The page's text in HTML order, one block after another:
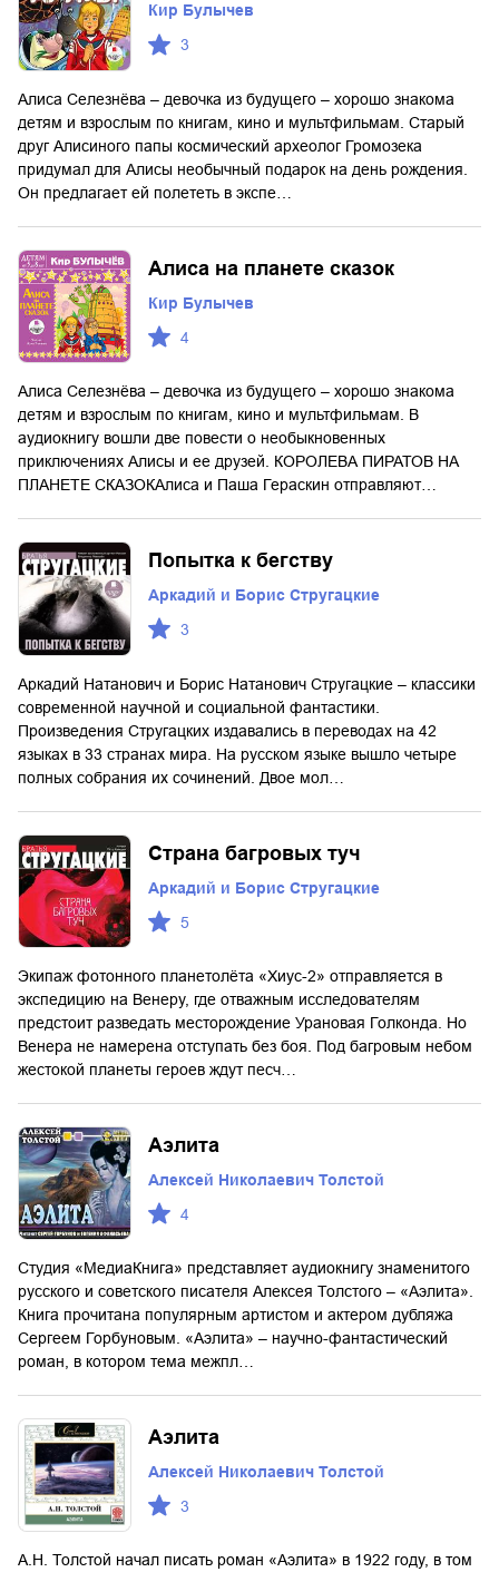
Кир Булычев
3
Алиса Селезнёва – девочка из будущего – хорошо знакома
детям и взрослым по книгам, кино и мультфильмам. Старый
друг Алисиного папы космический археолог Громозека
придумал для Алисы необычный подарок на день рождения.
Он предлагает ей полететь в экспе…
Алиса на планете сказок
Кир Булычев
4
Алиса Селезнёва – девочка из будущего – хорошо знакома
детям и взрослым по книгам, кино и мультфильмам. В
аудиокнигу вошли две повести о необыкновенных
приключениях Алисы и ее друзей. КОРОЛЕВА ПИРАТОВ НА
ПЛАНЕТЕ СКАЗОКАлиса и Паша Гераскин отправляют…
Попытка к бегству
Аркадий и Борис Стругацкие
3
Аркадий Натанович и Борис Натанович Стругацкие – классики
современной научной и социальной фантастики.
Произведения Стругацких издавались в переводах на 42
языках в 33 странах мира. На русском языке вышло четыре
полных собрания их сочинений. Двое мол…
Страна багровых туч
Аркадий и Борис Стругацкие
5
Экипаж фотонного планетолёта «Хиус-2» отправляется в
экспедицию на Венеру, где отважным исследователям
предстоит разведать месторождение Урановая Голконда. Но
Венера не намерена отступать без боя. Под багровым небом
жестокой планеты героев ждут песч…
Аэлита
Алексей Николаевич Толстой
4
Студия «МедиаКнига» представляет аудиокнигу знаменитого
русского и советского писателя Алексея Толстого – «Аэлита».
Книга прочитана популярным артистом и актером дубляжа
Сергеем Горбуновым. «Аэлита» – научно-фантастический
роман, в котором тема межпл…
Аэлита
Алексей Николаевич Толстой
3
А.Н. Толстой начал писать роман «Аэлита» в 1922 году, в том